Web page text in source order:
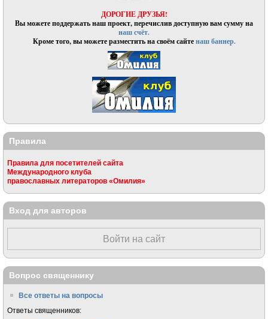
ДОРОГИЕ ДРУЗЬЯ!
Вы можете поддержать наш проект, перечислив доступную вам сумму на
наш счёт.
Кроме того, вы можете разместить на своём сайтенаш баннер.
Правила
Правила для посетителей сайта
Международного клуба
православных литераторов «Омилия»
Вход для авторов
Войти на сайт
Вопрос священнику
Все ответы на вопросы
Ответы священников: